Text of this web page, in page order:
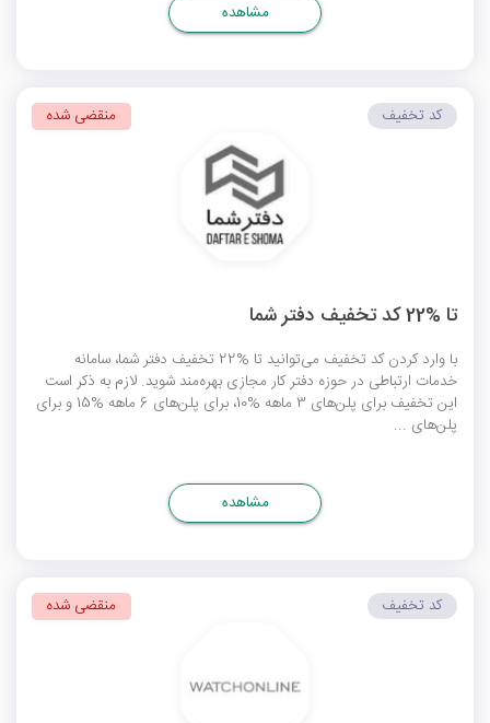
مشاهده
تا %22 کد تخفیف دفتر شما
با وارد کردن کد تخفیف می‌توانید تا %22 تخفیف دفتر شما، سامانه
خدمات ارتباطی در حوزه دفتر کار مجازی بهره‌مند شوید. لازم به ذکر است
این تخفیف برای پلن‌های 3 ماهه %10، برای پلن‌های 6 ماهه %15 و برای
پلن‌های ...
کد تخفیف منقضی شده
مشاهده
کد تخفیف منقضی شده